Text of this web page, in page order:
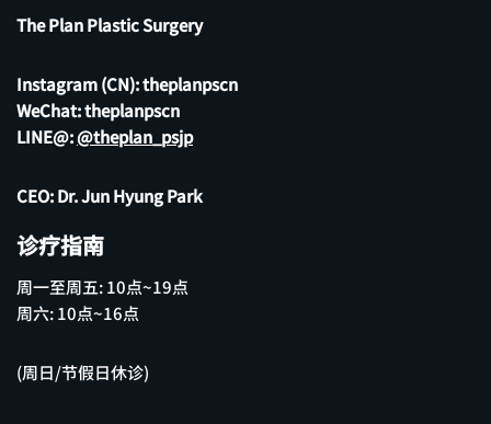
The Plan Plastic Surgery
Instagram (CN):theplanpscn
WeChat: theplanpscn
LINE@:@theplan_psjp
CEO: Dr. Jun Hyung Park
诊疗指南
周一至周五: 10点~19点
周六: 10点~16点
(周日/节假日休诊)